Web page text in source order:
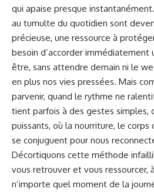
qui apaise presque
au tumulte du quotidien sont
précieuse, une ressource à
besoin d’accorder immédiatement
être, sans attendre demain ni le
en plus nos vies pressées. Mais
parvenir, quand le rythme ne
tient parfois à des gestes simples,
puissants, où la nourriture, le
se conjuguent pour nous
Décortiquons cette méthode
vous retrouver et vous ressourcer,
n’importe quel moment de la